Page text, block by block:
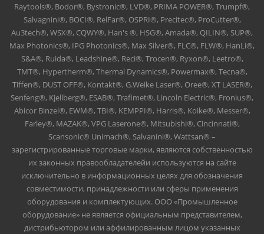
Raytools®, Bodor®, Bystronic®, LVD®, PRIMA POWER®, Trumpf®,
Salvagnini®, BOCI®, RelFar®, OSPRI®, Precitec®, ProCutter®,
Au3tech®, WSX®, CQWY®, Han's ®, HSG®, Amada®, QILIN®, SUP®,
Max Photonics®, IPG Photonics®, Max Silver®, FLC®, FLW®, HanLi®,
S&A®, Ruida®, Leadshine®, Reci®, Trocen®, Ryxon®, Leetro®,
TMT®, Hypertherm®, Thermal Dynamics®, Powermax®, Tecna®,
Tiffen®, DUST OFF®, Kontakt®, G.Weike Laser®, Oree®, XT LASER®,
Senfeng®, Kjellberg®, ESAB®, Trafimet®, Lincoln Electric®, Fronius®,
Abicor Binzel®, EWM®, TBI®, KEMPPI®, Harris®, Koike®, Messer®,
Farley®, MAZAK®, VPG Laserone®, Mitsubishi®, Cincinnati®,
Scansonic® Unimach®, Salvanini®, Wattsan® –
зарегистрированные торговые марки, являются собственностью
их законных правообладателейи используются на сайте
исключительно в информационных целях для обозначения
совместимости, принадлежности или сферы применения
оборудования и комплектующих. ООО «Промышленное
оборудование» не является официальным представителем,
дистрибьютором или аффилированным лицом указанных